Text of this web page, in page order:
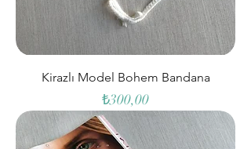
Kirazlı Model Bohem Bandana
Fiyat
₺300,00